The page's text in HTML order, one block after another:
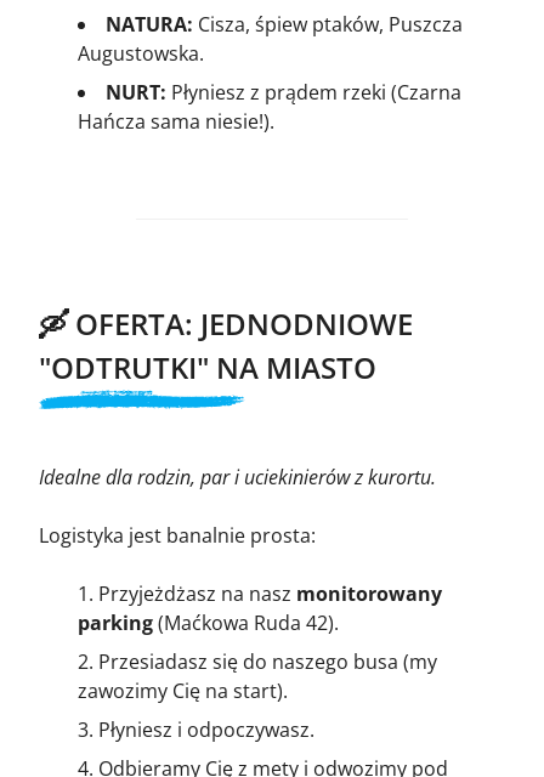
NATURA: Cisza, śpiew ptaków, Puszcza
Augustowska.
NURT: Płyniesz z prądem rzeki (Czarna
Hańcza sama niesie!).
🛶 OFERTA: JEDNODNIOWE
"ODTRUTKI" NA MIASTO
Idealne dla rodzin, par i uciekinierów z kurortu.
Logistyka jest banalnie prosta:
Przyjeżdżasz na nasz monitorowany
parking(Maćkowa Ruda 42).
Przesiadasz się do naszego busa (my
zawozimy Cię na start).
Płyniesz i odpoczywasz.
Odbieramy Cię z mety i odwozimy pod